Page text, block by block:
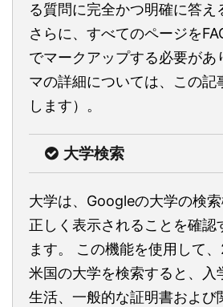
る質問に完全かつ明確に答え
さらに、すべてのページを
でマークアップする必要があ
マの詳細については、この記
します）。
大学検索
大学は、Googleの大学の検
正しく表示されることを確認
ます。 この機能を使用して
米国の大学を検索すると、入
生活、一般的な証明書および